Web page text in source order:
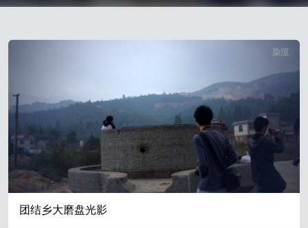
染渲
团结乡大磨盘光影